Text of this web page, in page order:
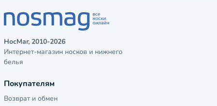
НосМаг, 2010-2026
Интернет-магазин носков и нижнего
белья
Покупателям
Возврат и обмен